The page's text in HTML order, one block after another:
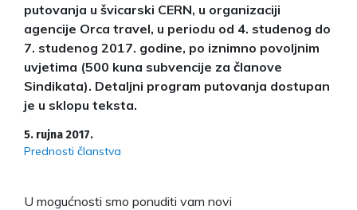
putovanja u švicarski CERN, u organizaciji
agencije Orca travel, u periodu od 4. studenog do
7. studenog 2017. godine, po iznimno povoljnim
uvjetima (500 kuna subvencije za članove
Sindikata). Detaljni program putovanja dostupan
je u sklopu teksta.
5. rujna 2017.
Prednosti članstva
U mogućnosti smo ponuditi vam novi